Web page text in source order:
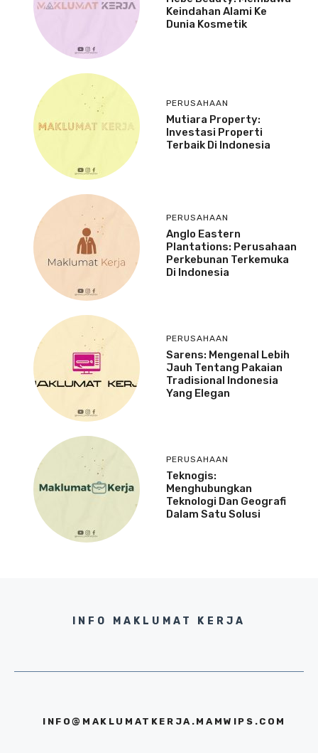
Keindahan Alami Ke
Dunia Kosmetik
PERUSAHAAN
Mutiara Property:
Investasi Properti
Terbaik Di Indonesia
PERUSAHAAN
Anglo Eastern
Plantations: Perusahaan
Perkebunan Terkemuka
Di Indonesia
PERUSAHAAN
Sarens: Mengenal Lebih
Jauh Tentang Pakaian
Tradisional Indonesia
Yang Elegan
PERUSAHAAN
Teknogis:
Menghubungkan
Teknologi Dan Geografi
Dalam Satu Solusi
INFO MAKLUMAT KERJA
INFO@MAKLUMATKERJA.MAMWIPS.COM